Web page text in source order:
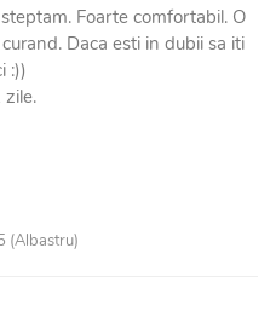
Foarte comfortabil. O
Daca esti in dubii sa iti
:))
zile.
(Albastru)